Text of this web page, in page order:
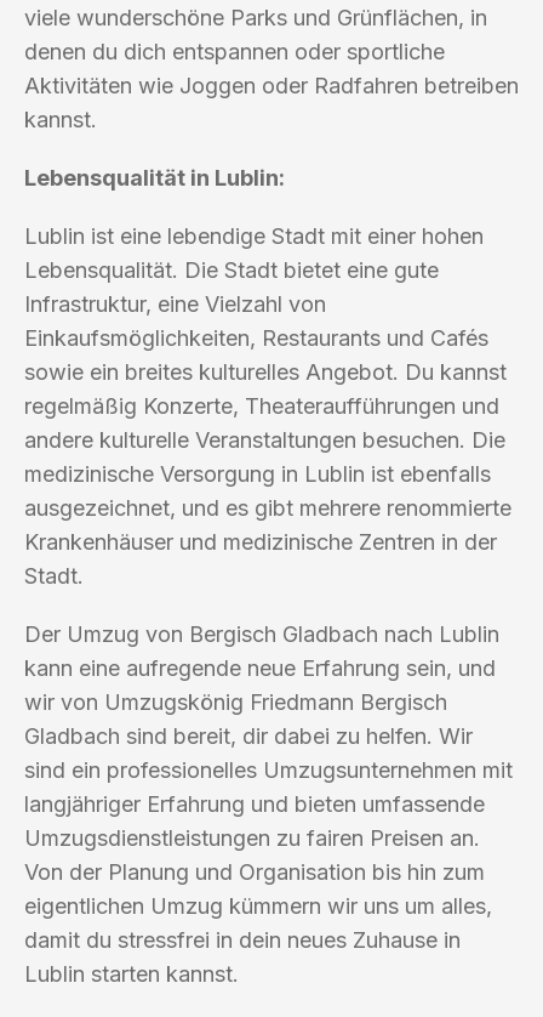
viele wunderschöne Parks und Grünflächen, in
denen du dich entspannen oder sportliche
Aktivitäten wie Joggen oder Radfahren betreiben
kannst.
Lebensqualität in Lublin:
Lublin ist eine lebendige Stadt mit einer hohen
Lebensqualität. Die Stadt bietet eine gute
Infrastruktur, eine Vielzahl von
Einkaufsmöglichkeiten, Restaurants und Cafés
sowie ein breites kulturelles Angebot. Du kannst
regelmäßig Konzerte, Theateraufführungen und
andere kulturelle Veranstaltungen besuchen. Die
medizinische Versorgung in Lublin ist ebenfalls
ausgezeichnet, und es gibt mehrere renommierte
Krankenhäuser und medizinische Zentren in der
Stadt.
Der Umzug von Bergisch Gladbach nach Lublin
kann eine aufregende neue Erfahrung sein, und
wir von Umzugskönig Friedmann Bergisch
Gladbach sind bereit, dir dabei zu helfen. Wir
sind ein professionelles Umzugsunternehmen mit
langjähriger Erfahrung und bieten umfassende
Umzugsdienstleistungen zu fairen Preisen an.
Von der Planung und Organisation bis hin zum
eigentlichen Umzug kümmern wir uns um alles,
damit du stressfrei in dein neues Zuhause in
Lublin starten kannst.